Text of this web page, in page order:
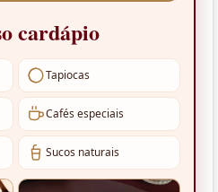
cardápio
Tapiocas
Cafés especiais
Sucos naturais